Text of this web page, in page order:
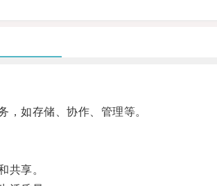
如存储、协作、管理等。
共享。